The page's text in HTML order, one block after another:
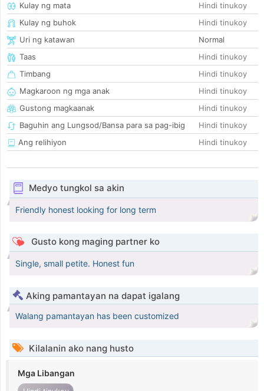
Kulay ng mata
Hindi tinukoy
Kulay ng buhok
Hindi tinukoy
Uri ng katawan
Normal
Taas
Hindi tinukoy
Timbang
Hindi tinukoy
Magkaroon ng mga anak
Hindi tinukoy
Gustong magkaanak
Hindi tinukoy
Baguhin ang Lungsod/Bansa para sa pag-ibig
Hindi tinukoy
Ang relihiyon
Hindi tinukoy
Medyo tungkol sa akin
Friendly honest looking for long term
Gusto kong maging partner ko
Single, small petite. Honest fun
Aking pamantayan na dapat igalang
Walang pamantayan has been customized
Kilalanin ako nang husto
Mga Libangan